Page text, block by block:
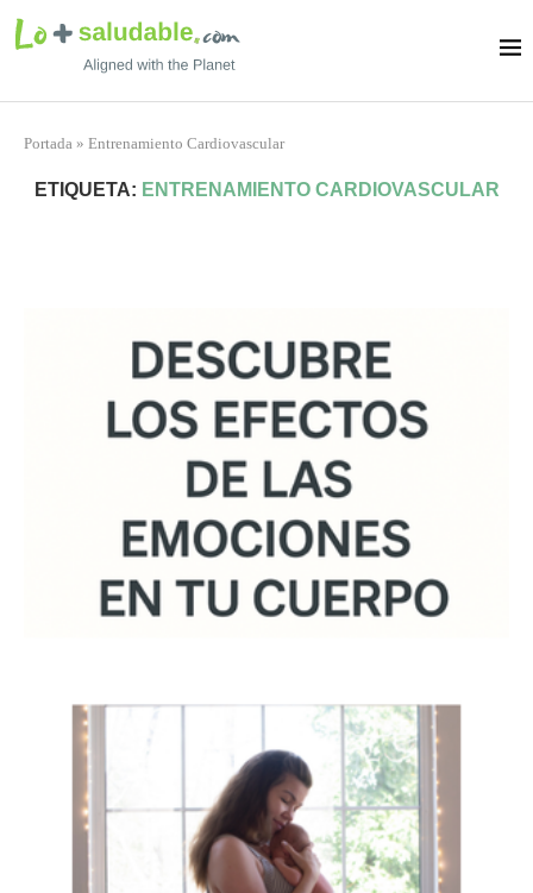
Portada » Entrenamiento Cardiovascular
ETIQUETA: ENTRENAMIENTO CARDIOVASCULAR